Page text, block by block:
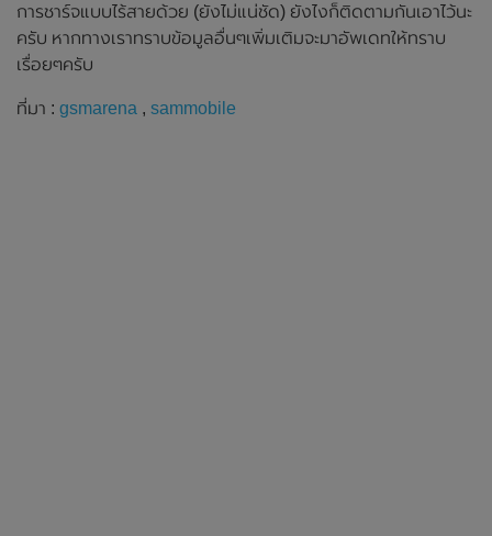
การชาร์จแบบไร้สายด้วย (ยังไม่แน่ชัด) ยังไงก็ติดตามกันเอาไว้นะ
ครับ หากทางเราทราบข้อมูลอื่นๆเพิ่มเติมจะมาอัพเดทให้ทราบ
เรื่อยๆครับ
ที่มา : gsmarena , sammobile